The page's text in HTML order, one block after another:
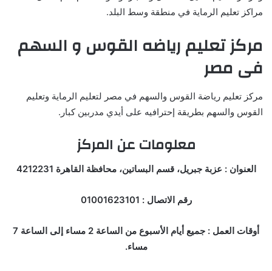
مراكز تعليم الرماية في منطقة وسط البلد.
مركز تعليم رياضه القوس و السهم
فى مصر
مركز تعليم رياضة القوس والسهم في مصر لتعليم الرماية وتعليم
القوس والسهم بطريقة إحترافيه على أيدي مدربين كبار.
معلومات عن المركز
العنوان : عزبة جبريل، قسم البساتين، محافظة القاهرة 4212231
رقم الاتصال : 01001623101
أوقات العمل : جميع أيام الأسبوع من الساعة 2 مساء إلى الساعة 7
مساء.